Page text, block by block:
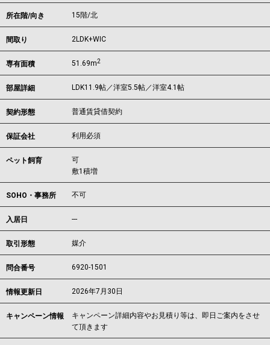
所在階/向き 15階/北
間取り 2LDK+WIC
専有面積 51.69m2
部屋詳細 LDK11.9帖／洋室5.5帖／洋室4.1帖
契約形態 普通賃貸借契約
保証会社 利用必須
ペット飼育
可
敷1積増
SOHO・事務所 不可
入居日 ---
取引形態 媒介
問合番号 6920-1501
情報更新日 2026年7月30日
キャンペーン情報
キャンペーン詳細内容やお見積り等は、即日ご案内をさせ
て頂きます